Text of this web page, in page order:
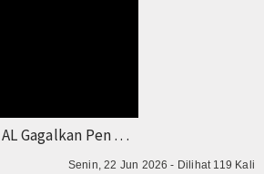
Gagalkan Pen . . .
Senin, 22 Jun 2026 - Dilihat 119 Kali